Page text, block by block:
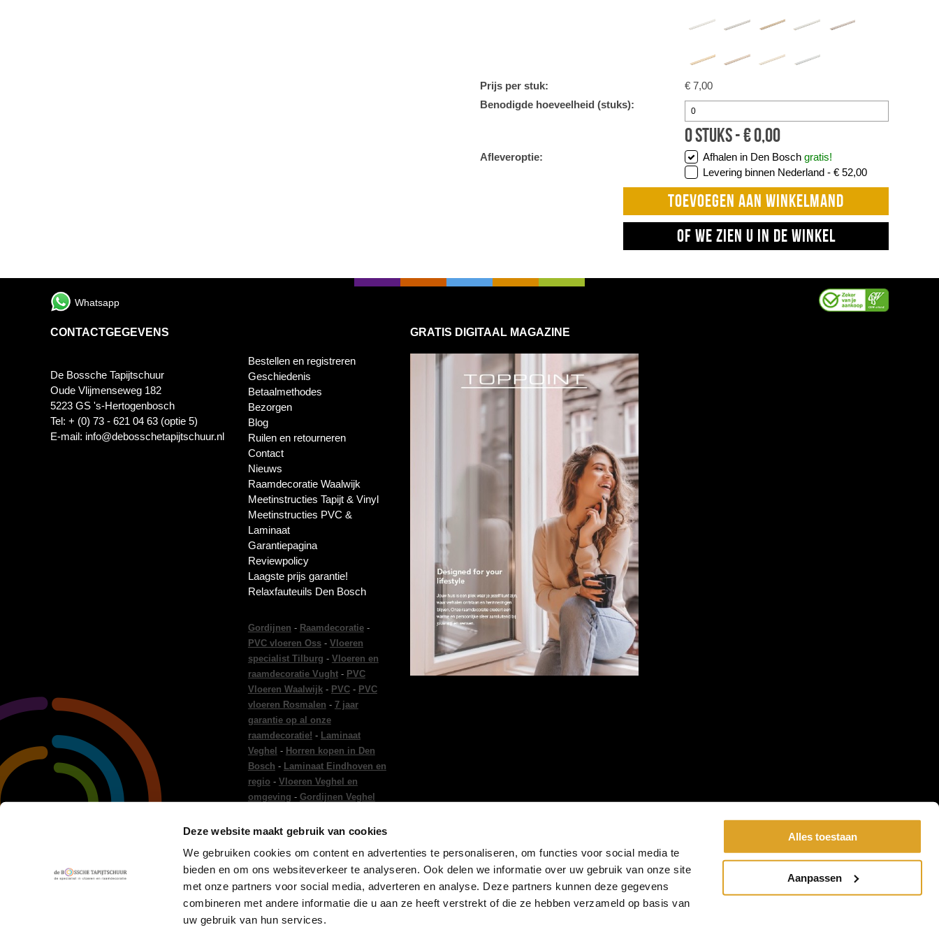
Deze website maakt gebruik van cookies
We gebruiken cookies om content en advertenties te personaliseren, om functies voor social media te
bieden en om ons websiteverkeer te analyseren. Ook delen we informatie over uw gebruik van onze site
met onze partners voor social media, adverteren en analyse. Deze partners kunnen deze gegevens
combineren met andere informatie die u aan ze heeft verstrekt of die ze hebben verzameld op basis van
uw gebruik van hun services.
Alles toestaan
Aanpassen
Prijs per stuk:
€ 7,00
Benodigde hoeveelheid (stuks):
0stuks -€0,00
Afleveroptie: Afhalen in Den Bosch gratis!
Levering binnen Nederland - € 52,00
TOEVOEGEN AAN WINKELMAND
OF WE ZIEN U IN DE WINKEL
Whatsapp
CONTACTGEGEVENS
De Bossche Tapijtschuur
Oude Vlijmenseweg 182
5223 GS 's-Hertogenbosch
Tel: + (0) 73 - 621 04 63 (optie 5)
E-mail: info@debosschetapijtschuur.nl
Bestellen en registreren
Geschiedenis
Betaalmethodes
Bezorgen
Blog
Ruilen en retourneren
Contact
Nieuws
Raamdecoratie Waalwijk
Meetinstructies Tapijt & Vinyl
Meetinstructies PVC &
Laminaat
Garantiepagina
Reviewpolicy
Laagste prijs garantie!
Relaxfauteuils Den Bosch
Gordijnen - Raamdecoratie-
PVC vloeren Oss- Vloeren
specialist Tilburg - Vloeren en
raamdecoratie Vught- PVC
Vloeren Waalwijk- PVC- PVC
vloeren Rosmalen - 7 jaar
garantie op al onze
raamdecoratie! - Laminaat
Veghel - Horren kopen in Den
Bosch - Laminaat Eindhoven en
regio- Vloeren Veghel en
omgeving - Gordijnen Veghel
Gordijnen Eindhoven- Vloeren
Woninginrichting in Den Bosch
-Vloer leggen in Den Bosch
GRATIS DIGITAAL MAGAZINE